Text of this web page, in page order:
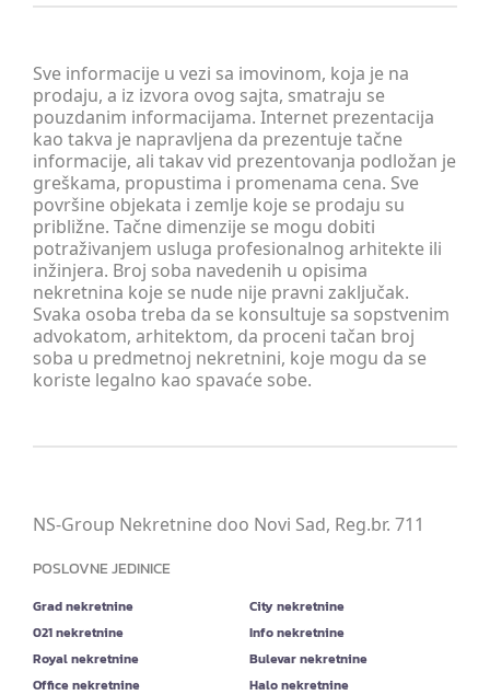
Sve informacije u vezi sa imovinom, koja je na
prodaju, a iz izvora ovog sajta, smatraju se
pouzdanim informacijama. Internet prezentacija
kao takva je napravljena da prezentuje tačne
informacije, ali takav vid prezentovanja podložan je
greškama, propustima i promenama cena. Sve
površine objekata i zemlje koje se prodaju su
približne. Tačne dimenzije se mogu dobiti
potraživanjem usluga profesionalnog arhitekte ili
inžinjera. Broj soba navedenih u opisima
nekretnina koje se nude nije pravni zaključak.
Svaka osoba treba da se konsultuje sa sopstvenim
advokatom, arhitektom, da proceni tačan broj
soba u predmetnoj nekretnini, koje mogu da se
koriste legalno kao spavaće sobe.
NS-Group Nekretnine doo Novi Sad, Reg.br. 711
POSLOVNE JEDINICE
Grad nekretnine
City nekretnine
021 nekretnine
Info nekretnine
Royal nekretnine
Bulevar nekretnine
Office nekretnine
Halo nekretnine